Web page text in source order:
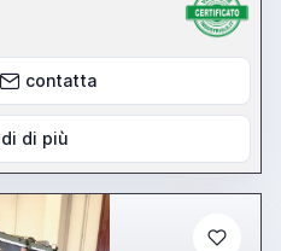
contatta
di più